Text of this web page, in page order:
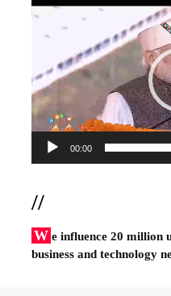
Video
00:00
//
W e influence 20 million
business and technology